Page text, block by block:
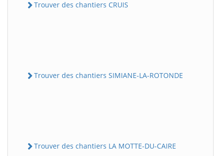
Trouver des chantiers CRUIS
Trouver des chantiers SIMIANE-LA-ROTONDE
Trouver des chantiers LA MOTTE-DU-CAIRE